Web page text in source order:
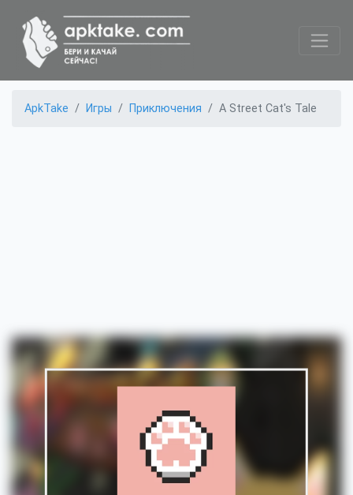
ApkTake Игры Приключения A Street Cat's Tale